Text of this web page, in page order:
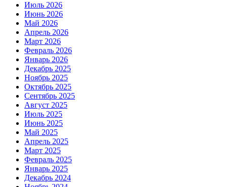
Июль 2026
Июнь 2026
Май 2026
Апрель 2026
Март 2026
Февраль 2026
Январь 2026
Декабрь 2025
Ноябрь 2025
Октябрь 2025
Сентябрь 2025
Август 2025
Июль 2025
Июнь 2025
Май 2025
Апрель 2025
Март 2025
Февраль 2025
Январь 2025
Декабрь 2024